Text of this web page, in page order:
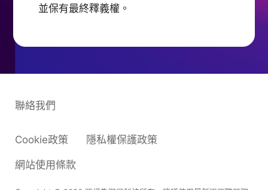
並保有最終釋義權。
Cookie政策 隱私權保護政策
網站使用條款
聯絡我們